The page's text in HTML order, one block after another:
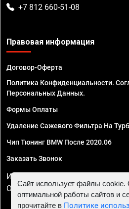
+7 812 660-51-08
Правовая информация
Договор-Оферта
Политика Конфиденциальности.
Персональных Данных.
Формы Оплаты
Удаление Сажевого Фильтра На
Чип Тюнинг BMW После 2020.06
Заказать Звонок
ИП Смирнов Георгий Павлович.
ОГРНИП 324470400032610
Сайт использует файлы
оптимальной работы сайтов и
прочитайте в Политике